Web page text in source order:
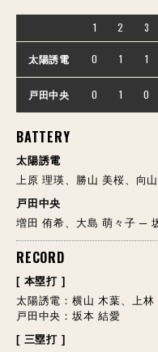
1 2 3
太陽誘電 0 1 1
戸田中央 0 1 0
BATTERY
太陽誘電
上原 理瑛、勝山 美桜、向
戸田中央
増田 侑希、大島 萌々子 ─
RECORD
[ 本塁打 ]
太陽誘電：横山 木葉、上林
戸田中央：坂本 結愛
[ 三塁打 ]